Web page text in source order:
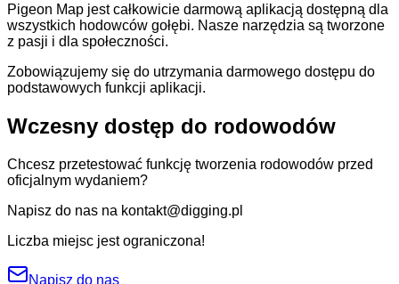
Pigeon Map jest całkowicie darmową aplikacją dostępną dla
wszystkich hodowców gołębi. Nasze narzędzia są tworzone
z pasji i dla społeczności.
Zobowiązujemy się do utrzymania darmowego dostępu do
podstawowych funkcji aplikacji.
Wczesny dostęp do rodowodów
Chcesz przetestować funkcję tworzenia rodowodów przed
oficjalnym wydaniem?
Napisz do nas na kontakt@digging.pl
Liczba miejsc jest ograniczona!
Napisz do nas